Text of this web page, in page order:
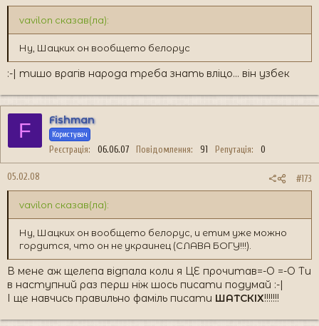
vavilon сказав(ла):
Ну, Шацких он вообщето белорус
:-| тишо врагів народа треба знать вліцо... він узбек
F Fishman
Користувач
Реєстрація 06.06.07 Повідомлення 91 Репутація 0
05.02.08 #173
vavilon сказав(ла):
Ну, Шацких он вообщето белорус, и етим уже можно
гордится, что он не украинец (СЛАВА БОГУ!!!).
В мене аж щелепа відпала коли я ЦЕ прочитав=-O =-O Ти
в наступний раз перш ніж шось писати подумай :-|
І ще навчись правильно фаміль писати ШАТСКІХ!!!!!!!